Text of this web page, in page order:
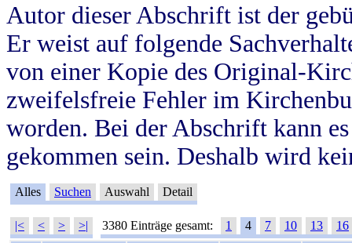
Autor dieser Abschrift ist der
Er weist auf folgende
von einer Kopie des Original-
zweifelsfreie Fehler im
worden. Bei der Abschrift kann
gekommen sein. Deshalb wird
Alles Suchen Auswahl Detail
|< < > >| 3380 Einträge gesamt: 1 4 7 10 13
16